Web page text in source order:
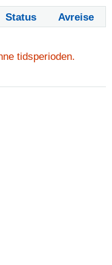
Status Avreise
tidsperioden.